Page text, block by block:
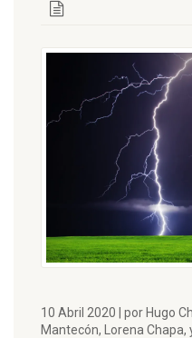
10 Abril 2020 | por Hugo
Mantecón, Lorena Chapa,